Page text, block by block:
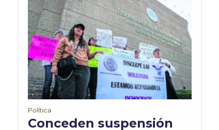
Política
Conceden suspensión